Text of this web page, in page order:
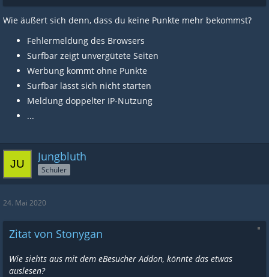
Wie äußert sich denn, dass du keine Punkte mehr bekommst?
Fehlermeldung des Browsers
Surfbar zeigt unvergütete Seiten
Werbung kommt ohne Punkte
Surfbar lässt sich nicht starten
Meldung doppelter IP-Nutzung
...
Jungbluth
Schüler
24. Mai 2020
Zitat von Stonygan
Wie siehts aus mit dem eBesucher Addon, könnte das etwas
auslesen?